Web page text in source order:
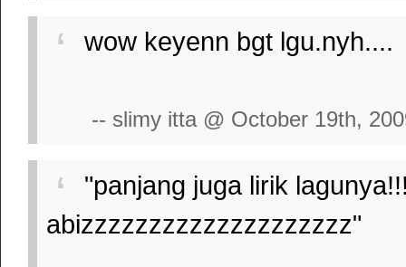
wow keyenn bgt lgu.nyh....
-- slimy itta @ October 19th,
"panjang juga lirik
abizzzzzzzzzzzzzzzzzzzz"